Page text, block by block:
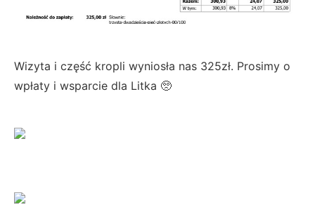
Wizyta i część kropli wyniosła nas 325zł. Prosimy o
wpłaty i wsparcie dla Litka 🥺